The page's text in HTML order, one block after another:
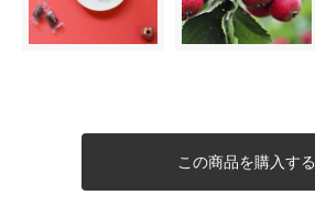
この商品を購入する